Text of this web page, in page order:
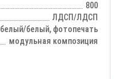
800
ЛДСП/ЛДСП
белый/белый, фотопечать
модульная композиция